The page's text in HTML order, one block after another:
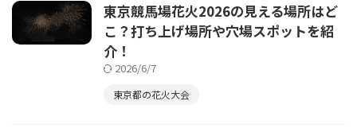
東京競馬場花火2026の見える場所はど
こ？打ち上げ場所や穴場スポットを紹
介！
2026/6/7
東京都の花火大会